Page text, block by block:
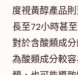
度視黃醇產品
長至72小時甚
對於含酸類成
為酸類成分較